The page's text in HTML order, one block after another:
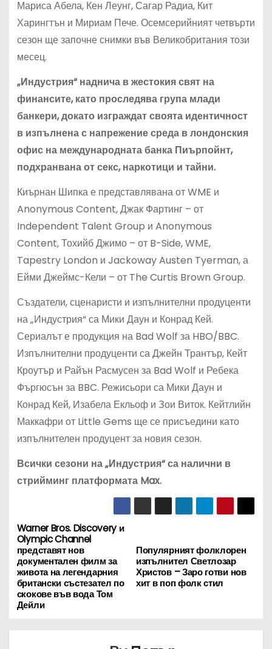
Мариса Абела, Кен Леунг, Сагар Радиа, Кит
Харингтън и Мириам Пече. Осемсерийният четвърти
сезон ще започне снимки във Великобритания този
месец.
„Индустрия“ наднича в жестокия свят на
финансите, като проследява група млади
банкери, докато изграждат своята идентичност
в изпълнена с напрежение среда в лондонския
офис на международната банка Пиърпойнт,
подхранвана от секс, наркотици и тайни.
Киърнан Шипка е представлявана от WME и
Anonymous Content, Джак Фартинг – от
Independent Talent Group и Anonymous
Content, Тохийб Джимо – от B-Side, WME,
Tapestry London и Jackoway Austen Tyerman, а
Ейми Джеймс-Кели – от The Curtis Brown Group.
Създатели, сценаристи и изпълнителни продуценти
на „Индустрия“ са Мики Даун и Конрад Кей.
Сериалът е продукция на Bad Wolf за HBO/BBC.
Изпълнителни продуценти са Джейн Трантър, Кейт
Кроутър и Райън Расмусен за Bad Wolf и Ребека
Фъргюсън за BBC. Режисьори са Мики Даун и
Конрад Кей, Изабела Екльоф и Зои Виток. Кейтлийн
Маккафри от Little Gems ще се присъедини като
изпълнителен продуцент за новия сезон.
Всички сезони на „Индустрия“ са налични в
стрийминг платформата Max.
Н
а
в
и
г
Популярният фолклорен
изпълнител Светлозар
Христов – Заро готви нов
хит в поп фолк стил
Warner Bros. Discovery и
Olympic Channel
представят нов
документален филм за
живота на легендарния
британски състезател по
скокове във вода Том
Дейли